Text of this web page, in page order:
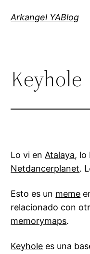
Arkangel YABlog
Keyhole
Lo vi enAtalaya, lo
Netdancerplanet.
Esto es un meme
relacionado con
memorymaps.
Keyhole es una